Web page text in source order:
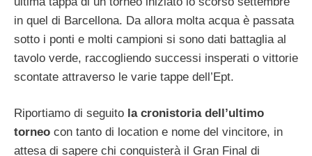
in quel di Barcellona. Da allora molta acqua è passata
sotto i ponti e molti campioni si sono dati battaglia al
tavolo verde, raccogliendo successi insperati o vittorie
scontate attraverso le varie tappe dell’Ept.
Riportiamo di seguito la cronistoria dell’ultimo
torneo con tanto di location e nome del vincitore, in
attesa di sapere chi conquisterà il Gran Final di